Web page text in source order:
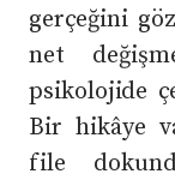
gerçeğini
net
psikolojide
Bir hikâye
file